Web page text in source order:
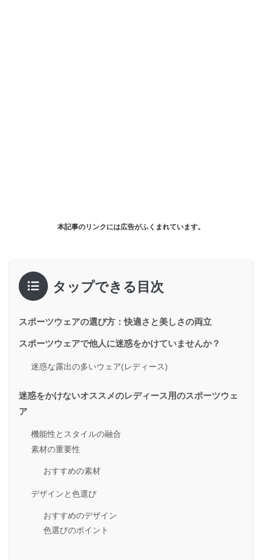
本記事のリンクには広告がふくまれています。
タップできる目次
スポーツウェアの選び方：快適さと美しさの両立
スポーツウェアで他人に迷惑をかけていませんか？
迷惑な露出の多いウェア(レディース)
迷惑をかけないオススメのレディース用のスポーツウェ
ア
機能性とスタイルの融合
素材の重要性
おすすめの素材
デザインと色選び
おすすめのデザイン
色選びのポイント